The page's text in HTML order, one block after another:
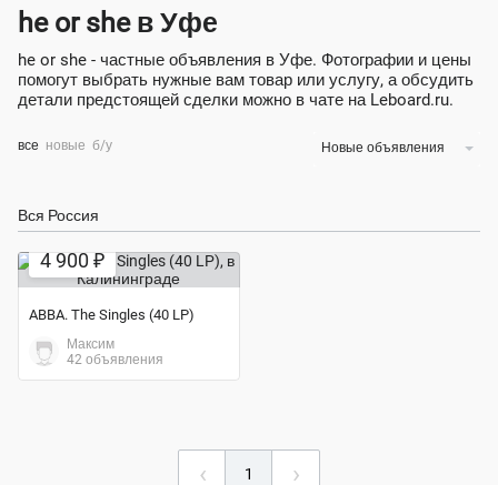
he or she в Уфе
he or she - частные объявления в Уфе. Фотографии и цены
помогут выбрать нужные вам товар или услугу, а обсудить
детали предстоящей сделки можно в чате на Leboard.ru.
все новые б/у Новые объявления
Вся Россия
4 900 ₽
ABBA. The Singles (40 LP)
Максим
42 объявления
‹ 1 ›